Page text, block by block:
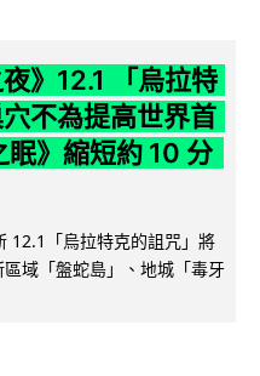
》12.1 「烏拉特
不為提高世界首
》縮短約 10 分
12.1「烏拉特克的詛咒」將
域「盤蛇島」、地城「毒牙